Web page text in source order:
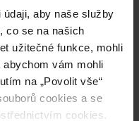
aby naše služby
co se na našich
užitečné funkce, mohli
vám mohli
na „Povolit vše“
cookies a se
cookies.